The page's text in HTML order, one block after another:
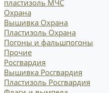
пластизоль МЧС
Охрана
Вышивка Охрана
Пластизоль Охрана
Погоны и фальшпогоны
Прочие
Росгвардия
Вышивка Росгвардия
Пластизоль Росгвардия